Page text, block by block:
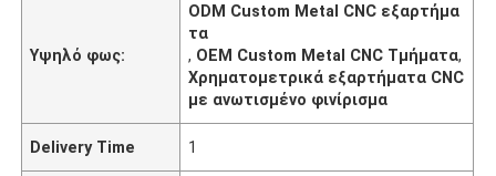
Υψηλό φως:
ODM Custom Metal CNC εξαρτήμα
τα
, OEM Custom Metal CNC Τμήματα,
Χρηματομετρικά εξαρτήματα CNC
με ανωτισμένο φινίρισμα
Delivery Time 1